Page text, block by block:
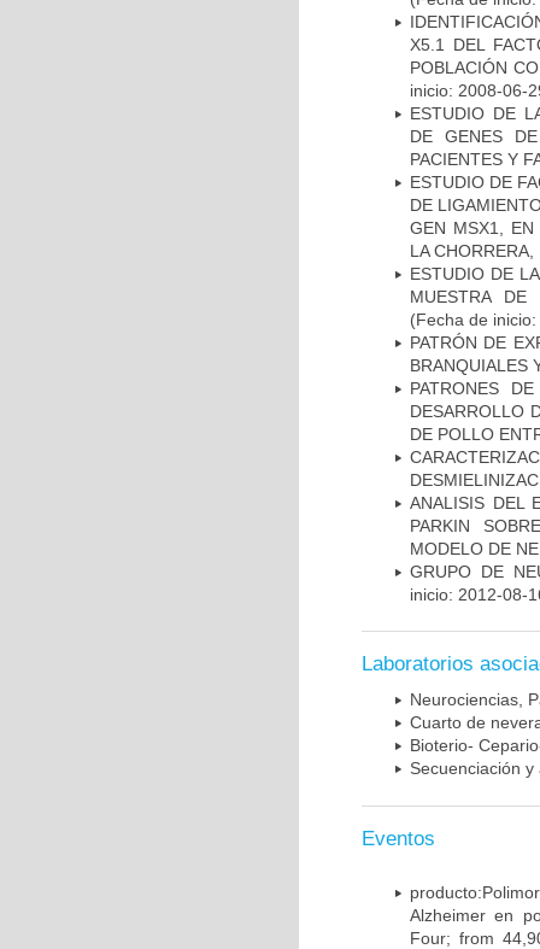
X5.1 DEL
POBLACIÓN
inicio: 2008-06-
ESTUDIO DE
DE GENES
PACIENTES Y
ESTUDIO DE
DE
GEN MSX1, EN
LA
ESTUDIO DE
MUESTRA DE
(Fecha de
PATRÓN DE
BRANQUIALES
PATRONES
DESARROLLO
DE POLLO
ANALISIS DEL
PARKIN
MODELO DE
GRUPO DE
inicio: 2012-08-
Laboratorios
Neurociencias,
Cuarto de
Bioterio-
Secuenciación
Eventos
Alzheimer en
Four; from